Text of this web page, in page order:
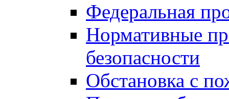
Федеральная
Нормативные
безопасности
Обстановка с